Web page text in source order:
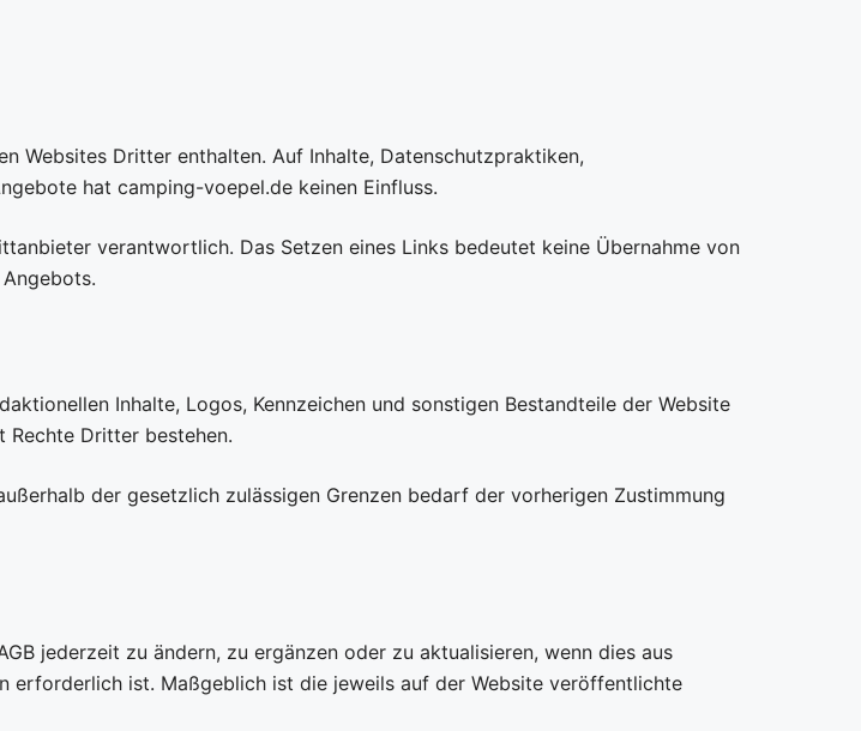
Websites Dritter enthalten. Auf Inhalte, Datenschutzpraktiken,
hat camping-voepel.de keinen Einfluss.
verantwortlich. Das Setzen eines Links bedeutet keine Übernahme von
Inhalte, Logos, Kennzeichen und sonstigen Bestandteile der Website
Dritter bestehen.
der gesetzlich zulässigen Grenzen bedarf der vorherigen Zustimmung
jederzeit zu ändern, zu ergänzen oder zu aktualisieren, wenn dies aus
erforderlich ist. Maßgeblich ist die jeweils auf der Website veröffentlichte